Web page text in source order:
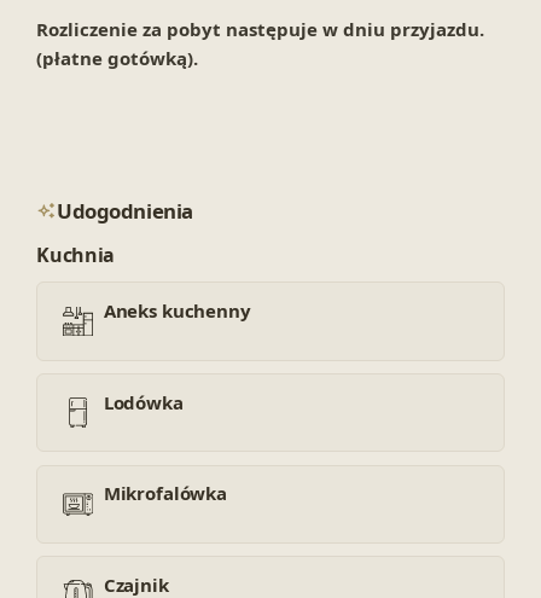
Rozliczenie za pobyt następuje w dniu przyjazdu.
(płatne gotówką).
Udogodnienia
Kuchnia
Aneks kuchenny
Lodówka
Mikrofalówka
Czajnik